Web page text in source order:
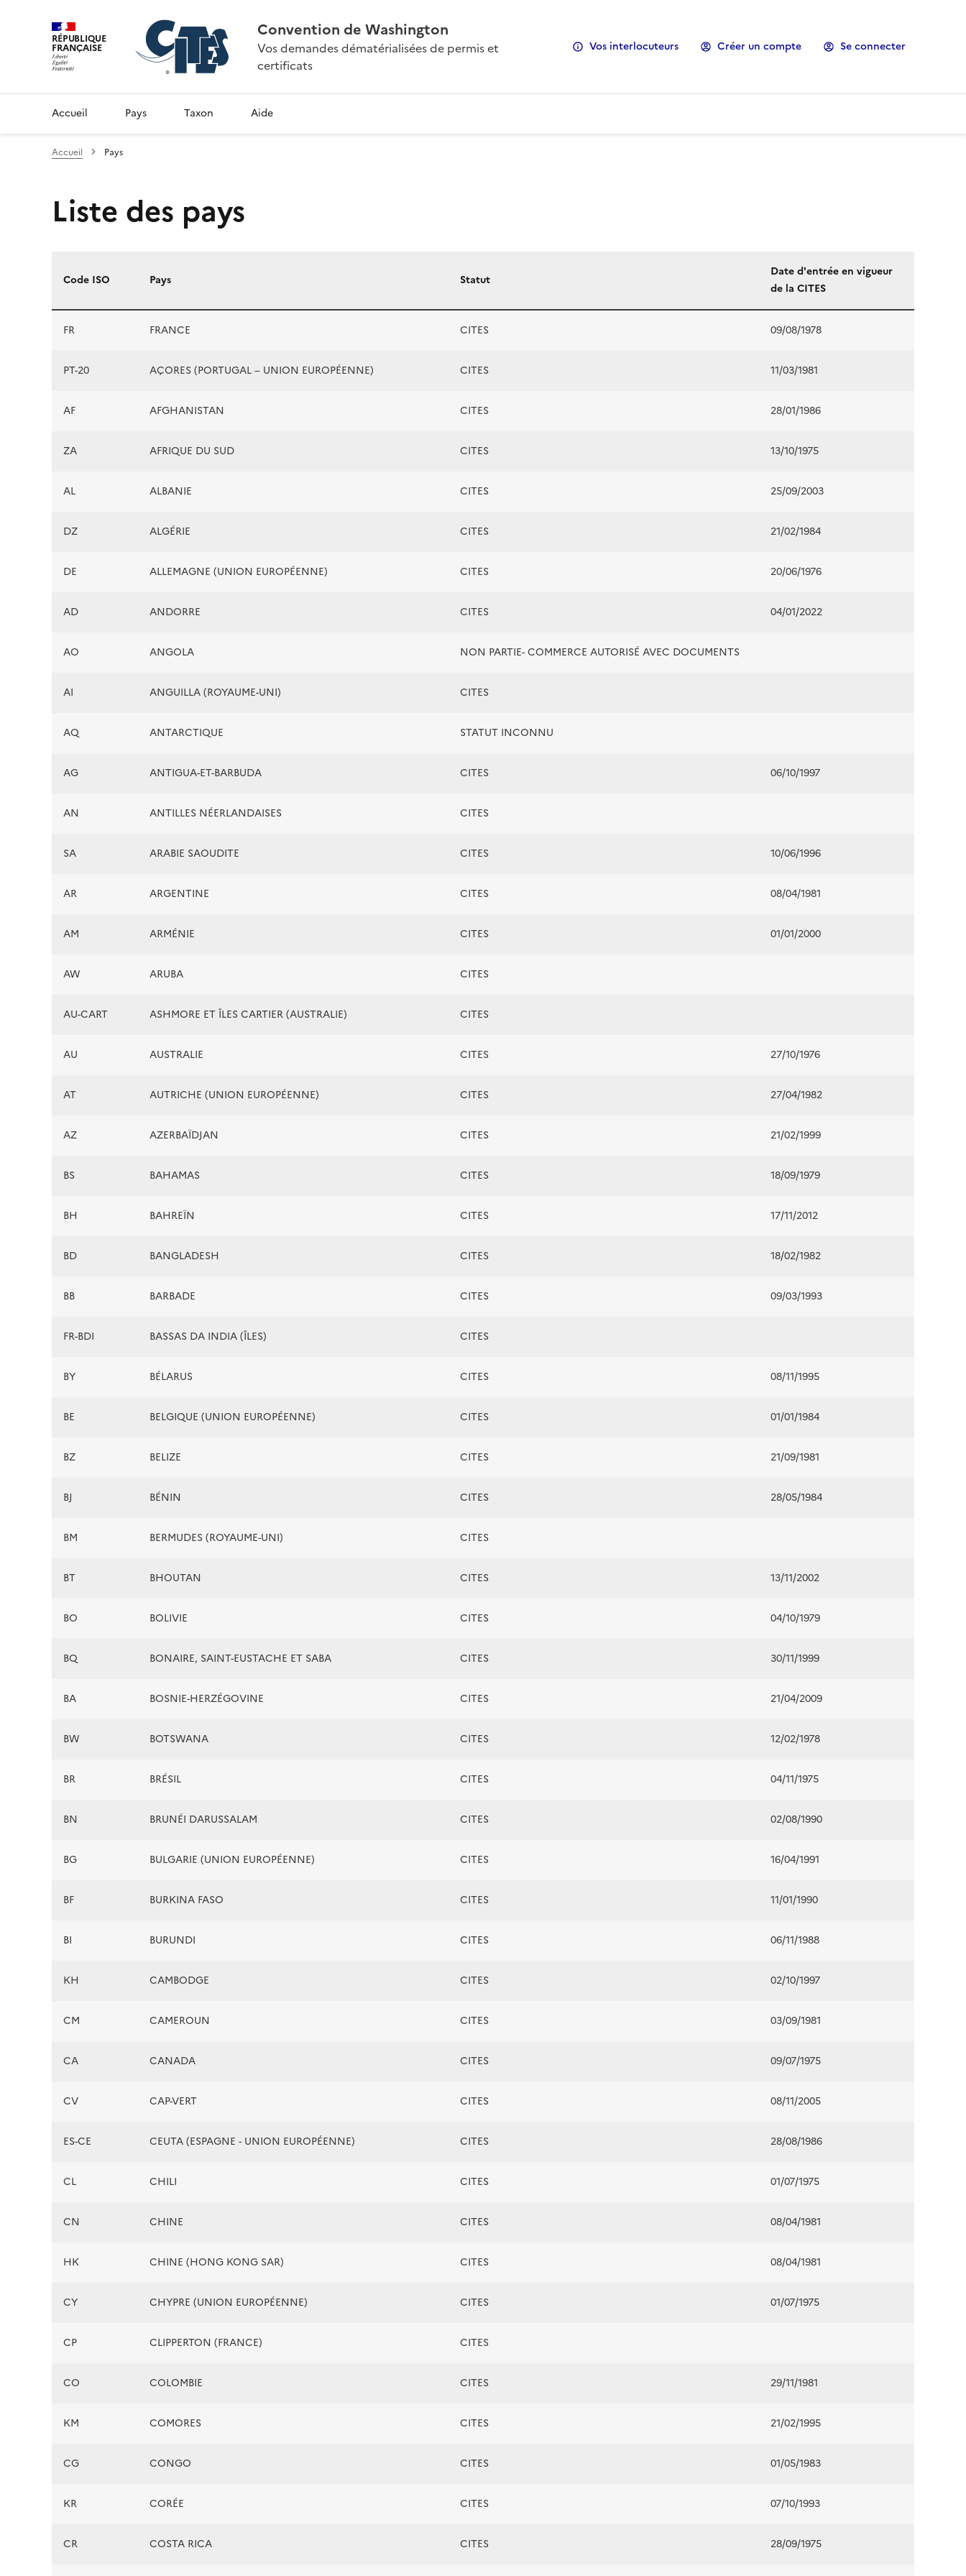
RÉPUBLIQUE
FRANÇAISE
Convention de Washington
Vos demandes dématérialisées de permis et
certificats
Vos interlocuteurs Créer un compte Se connecter
Accueil Pays Taxon Aide
Accueil Pays
Liste des pays
Liste des pays
Code ISO Pays Statut
Date d'entrée en vigueur
de la CITES
FR FRANCE CITES 09/08/1978
PT-20 AÇORES (PORTUGAL – UNION EUROPÉENNE) CITES 11/03/1981
AF AFGHANISTAN CITES 28/01/1986
ZA AFRIQUE DU SUD CITES 13/10/1975
AL ALBANIE CITES 25/09/2003
DZ ALGÉRIE CITES 21/02/1984
DE ALLEMAGNE (UNION EUROPÉENNE) CITES 20/06/1976
AD ANDORRE CITES 04/01/2022
AO ANGOLA NON PARTIE- COMMERCE AUTORISÉ AVEC DOCUMENTS
AI ANGUILLA (ROYAUME-UNI) CITES
AQ ANTARCTIQUE STATUT INCONNU
AG ANTIGUA-ET-BARBUDA CITES 06/10/1997
AN ANTILLES NÉERLANDAISES CITES
SA ARABIE SAOUDITE CITES 10/06/1996
AR ARGENTINE CITES 08/04/1981
AM ARMÉNIE CITES 01/01/2000
AW ARUBA CITES
AU-CART ASHMORE ET ÎLES CARTIER (AUSTRALIE) CITES
AU AUSTRALIE CITES 27/10/1976
AT AUTRICHE (UNION EUROPÉENNE) CITES 27/04/1982
AZ AZERBAÏDJAN CITES 21/02/1999
BS BAHAMAS CITES 18/09/1979
BH BAHREÏN CITES 17/11/2012
BD BANGLADESH CITES 18/02/1982
BB BARBADE CITES 09/03/1993
FR-BDI BASSAS DA INDIA (ÎLES) CITES
BY BÉLARUS CITES 08/11/1995
BE BELGIQUE (UNION EUROPÉENNE) CITES 01/01/1984
BZ BELIZE CITES 21/09/1981
BJ BÉNIN CITES 28/05/1984
BM BERMUDES (ROYAUME-UNI) CITES
BT BHOUTAN CITES 13/11/2002
BO BOLIVIE CITES 04/10/1979
BQ BONAIRE, SAINT-EUSTACHE ET SABA CITES 30/11/1999
BA BOSNIE-HERZÉGOVINE CITES 21/04/2009
BW BOTSWANA CITES 12/02/1978
BR BRÉSIL CITES 04/11/1975
BN BRUNÉI DARUSSALAM CITES 02/08/1990
BG BULGARIE (UNION EUROPÉENNE) CITES 16/04/1991
BF BURKINA FASO CITES 11/01/1990
BI BURUNDI CITES 06/11/1988
KH CAMBODGE CITES 02/10/1997
CM CAMEROUN CITES 03/09/1981
CA CANADA CITES 09/07/1975
CV CAP-VERT CITES 08/11/2005
ES-CE CEUTA (ESPAGNE - UNION EUROPÉENNE) CITES 28/08/1986
CL CHILI CITES 01/07/1975
CN CHINE CITES 08/04/1981
HK CHINE (HONG KONG SAR) CITES 08/04/1981
CY CHYPRE (UNION EUROPÉENNE) CITES 01/07/1975
CP CLIPPERTON (FRANCE) CITES
CO COLOMBIE CITES 29/11/1981
KM COMORES CITES 21/02/1995
CG CONGO CITES 01/05/1983
KR CORÉE CITES 07/10/1993
CR COSTA RICA CITES 28/09/1975